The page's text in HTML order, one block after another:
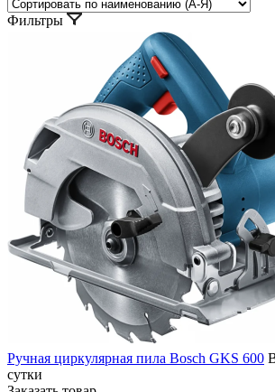
Фильтры
Ручная циркулярная пила Bosch GKS 600
сутки